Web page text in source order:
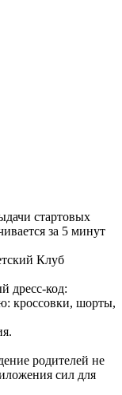
стартовых
за 5 минут
Клуб
дресс-код:
кроссовки, шорты,
родителей не
сил для